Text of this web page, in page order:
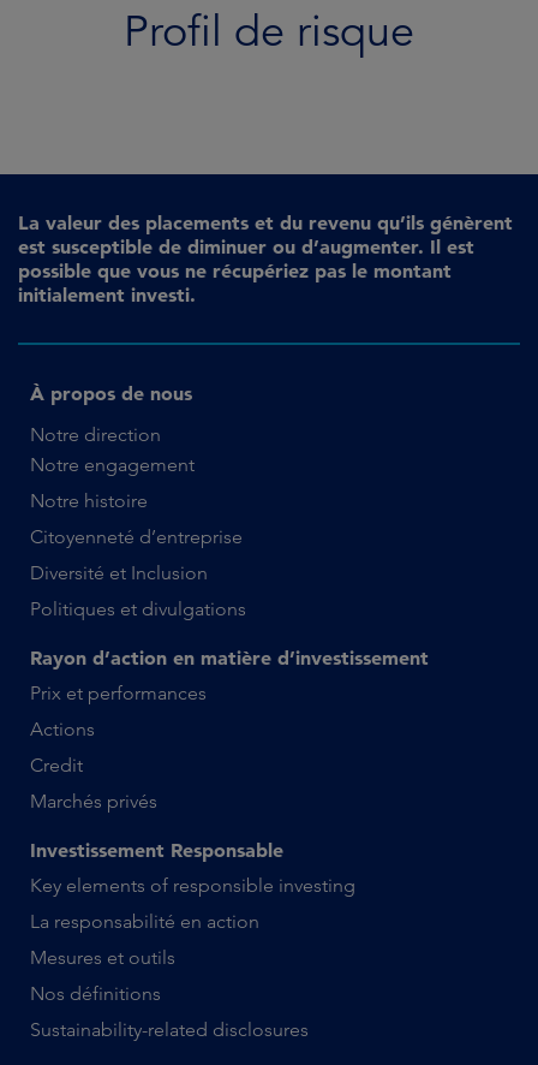
Profil de risque
La valeur des placements et du revenu qu’ils génèrent
est susceptible de diminuer ou d’augmenter. Il est
possible que vous ne récupériez pas le montant
initialement investi.
À propos de nous
Notre direction
Notre engagement
Notre histoire
Citoyenneté d’entreprise
Diversité et Inclusion
Politiques et divulgations
Rayon d’action en matière d’investissement
Prix et performances
Actions
Credit
Marchés privés
Investissement Responsable
Key elements of responsible investing
La responsabilité en action
Mesures et outils
Nos définitions
Sustainability-related disclosures